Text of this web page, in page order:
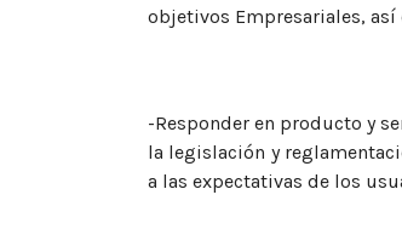
objetivos Empresariales,
-Responder en producto y
la legislación y
a las expectativas de los